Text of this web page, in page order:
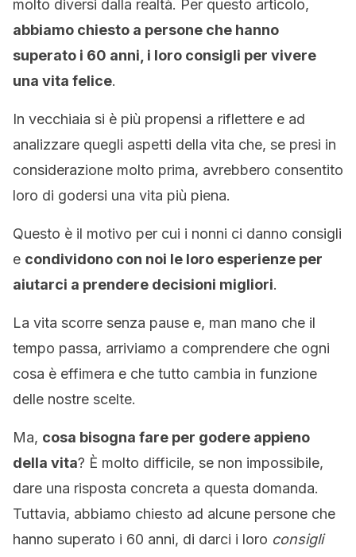
molto diversi dalla realtà. Per questo articolo,
abbiamo chiesto a persone che hanno
superato i 60 anni, i loro consigli per vivere
una vita felice.
In vecchiaia si è più propensi a riflettere e ad
analizzare quegli aspetti della vita che, se presi in
considerazione molto prima, avrebbero consentito
loro di godersi una vita più piena.
Questo è il motivo per cui i nonni ci danno consigli
e condividono con noi le loro esperienze per
aiutarci a prendere decisioni migliori.
La vita scorre senza pause e, man mano che il
tempo passa, arriviamo a comprendere che ogni
cosa è effimera e che tutto cambia in funzione
delle nostre scelte.
Ma, cosa bisogna fare per godere appieno
della vita? È molto difficile, se non impossibile,
dare una risposta concreta a questa domanda.
Tuttavia, abbiamo chiesto ad alcune persone che
hanno superato i 60 anni, di darci i loro consigli